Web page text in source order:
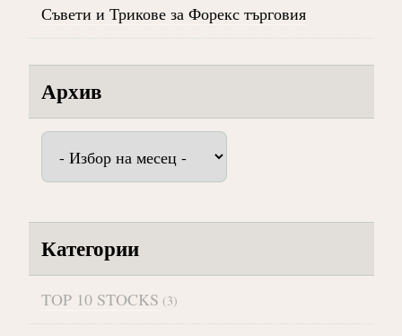
Съвети и Трикове за Форекс търговия
Архив
Архив
Категории
TOP 10 STOCKS (3)